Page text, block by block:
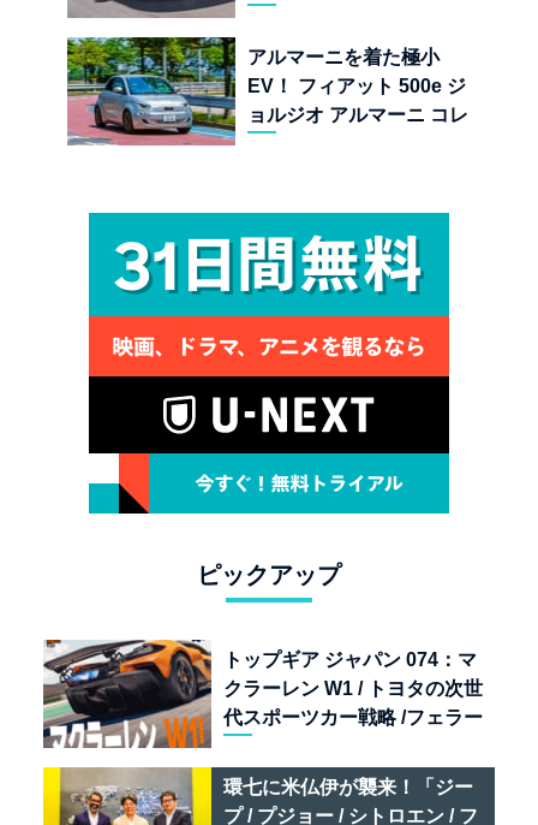
ーの至福
アルマーニを着た極小
EV！ フィアット 500e ジ
ョルジオ アルマーニ コレ
ピックアップ
トップギア ジャパン 074：マ
クラーレン W1 / トヨタの次世
代スポーツカー戦略 /フェラー
リオ /ベントレー スーパース
ポーツ
環七に米仏伊が襲来！「ジー
プ / プジョー / シトロエン / フ